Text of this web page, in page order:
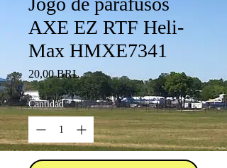
AXE EZ RTF Heli-
Max HMXE7341
20,00 BRLPrecio
Cantidad *